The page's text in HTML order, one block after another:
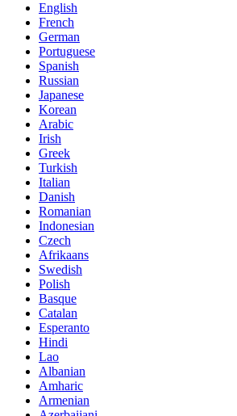
English
French
German
Portuguese
Spanish
Russian
Japanese
Korean
Arabic
Irish
Greek
Turkish
Italian
Danish
Romanian
Indonesian
Czech
Afrikaans
Swedish
Polish
Basque
Catalan
Esperanto
Hindi
Lao
Albanian
Amharic
Armenian